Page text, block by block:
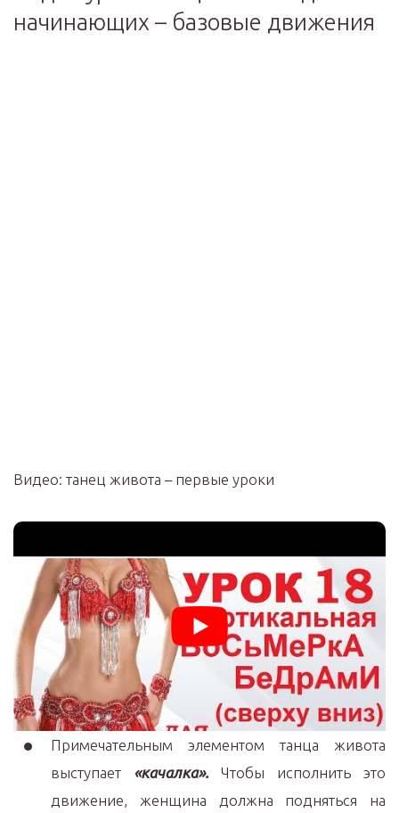
начинающих – базовые движения
Видео: танец живота – первые уроки
Примечательным элементом танца живота
выступает «качалка».
Чтобы исполнить это
движение, женщина должна подняться на